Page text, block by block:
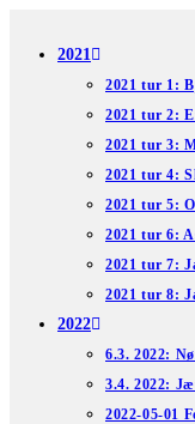
2021
2021 tur 1:
2021 tur 2:
2021 tur 3:
2021 tur 4:
2021 tur 5:
2021 tur 6:
2021 tur 7:
2021 tur 8:
2022
6.3. 2022:
3.4. 2022:
2022-05-01